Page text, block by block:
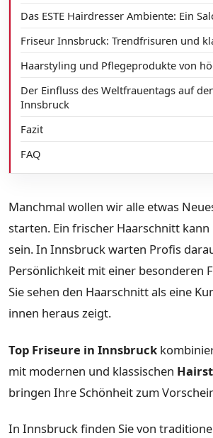
Das ESTE Hairdresser Ambiente: Ein
Friseur Innsbruck: Trendfrisuren und
Haarstyling und Pflegeprodukte von
Der Einfluss des Weltfrauentags auf
Innsbruck
Fazit
FAQ
Manchmal wollen wir alle etwas
starten. Ein frischer Haarschnitt
sein. In Innsbruck warten Profis
Persönlichkeit mit einer besonderen
Sie sehen den Haarschnitt als eine
innen heraus zeigt.
Top Friseure in Innsbruck
mit modernen und klassischen
bringen Ihre Schönheit zum
In Innsbruck finden Sie von